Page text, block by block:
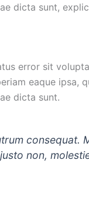
dicta sunt,
error sit
eaque ipsa,
dicta sunt.
consequat.
non,